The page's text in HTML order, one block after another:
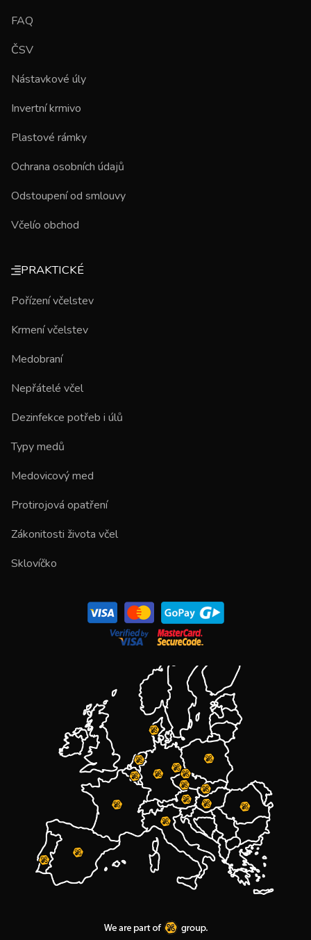
FAQ
ČSV
Nástavkové úly
Invertní krmivo
Plastové rámky
Ochrana osobních údajů
Odstoupení od smlouvy
Včelío obchod
PRAKTICKÉ
Pořízení včelstev
Krmení včelstev
Medobraní
Nepřátelé včel
Dezinfekce potřeb i úlů
Typy medů
Medovicový med
Protirojová opatření
Zákonitosti života včel
Sklovíčko